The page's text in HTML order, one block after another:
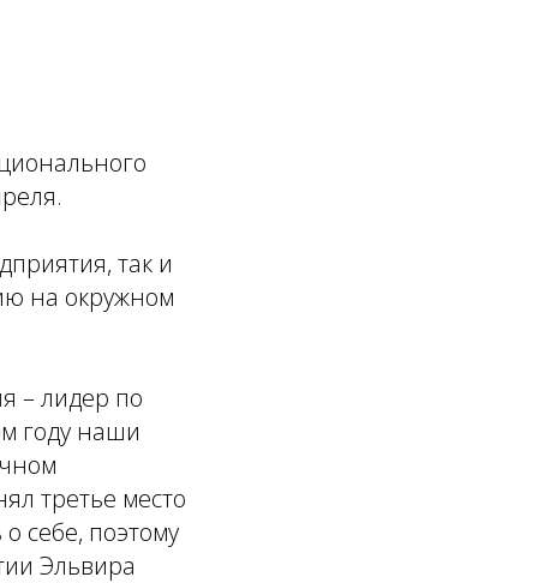
так и
на окружном
– лидер по
году наши
третье место
себе, поэтому
Эльвира